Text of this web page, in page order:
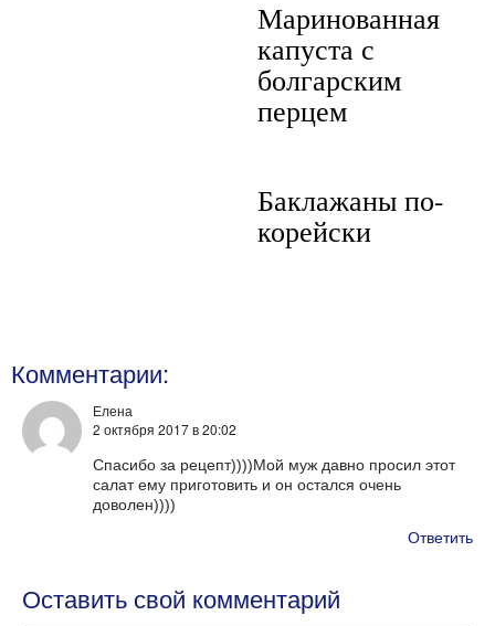
Маринованная
капуста с
болгарским
перцем
Баклажаны по-
корейски
Комментарии:
Елена
2 октября 2017в 20:02
Спасибо за рецепт))))Мой муж давно просил этот
салат ему приготовить и он остался очень
доволен))))
Ответить
Оставить свой комментарий